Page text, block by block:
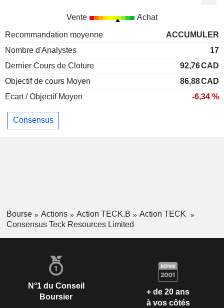
Vente Achat
Recommandation moyenne
ACCUMULER
Nombre d'Analystes
17
Dernier Cours de Cloture
92,76CAD
Objectif de cours Moyen
86,88CAD
Ecart / Objectif Moyen
-6,34 %
Consensus
Bourse Actions Action TECK.B
Action TECK
Consensus Teck Resources Limited
N°1 du Conseil
Boursier
+ de 20 ans
à vos côtés